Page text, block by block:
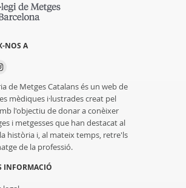
NOS A
de Metges Catalans és un web de
mèdiques i·lustrades creat pel
l'objectiu de donar a conèixer
i metgesses que han destacat al
història i, al mateix temps, retre'ls
de la professió.
INFORMACIÓ